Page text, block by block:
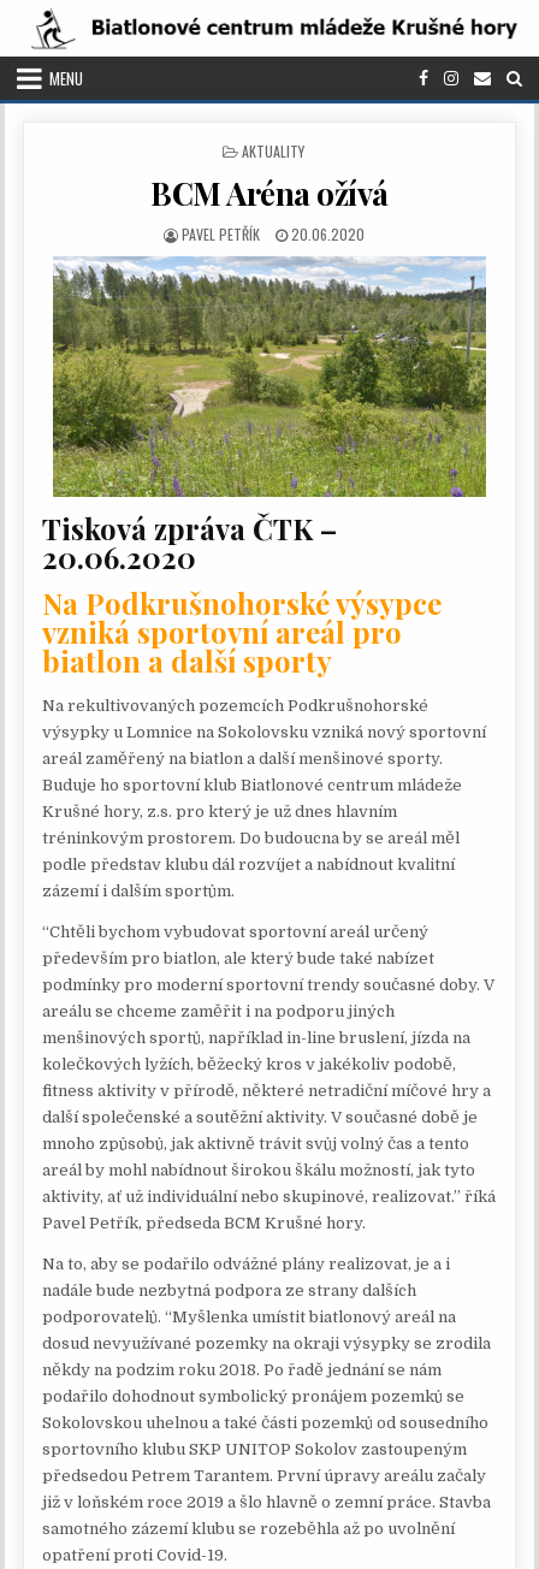
Skip to content
MENU
POSTED IN
AKTUALITY
BCM Aréna ožívá
AUTHOR:
PAVEL PETŘÍK PUBLISHED DATE:
20.06.2020
Tisková zpráva ČTK –
20.06.2020
Na Podkrušnohorské výsypce
vzniká sportovní areál pro
biatlon a další sporty
Na rekultivovaných pozemcích Podkrušnohorské
výsypky u Lomnice na Sokolovsku vzniká nový sportovní
areál zaměřený na biatlon a další menšinové sporty.
Buduje ho sportovní klub Biatlonové centrum mládeže
Krušné hory, z.s. pro který je už dnes hlavním
tréninkovým prostorem. Do budoucna by se areál měl
podle představ klubu dál rozvíjet a nabídnout kvalitní
zázemí i dalším sportům.
“Chtěli bychom vybudovat sportovní areál určený
především pro biatlon, ale který bude také nabízet
podmínky pro moderní sportovní trendy současné doby. V
areálu se chceme zaměřit i na podporu jiných
menšinových sportů, například in-line bruslení, jízda na
kolečkových lyžích, běžecký kros v jakékoliv podobě,
fitness aktivity v přírodě, některé netradiční míčové hry a
další společenské a soutěžní aktivity. V současné době je
mnoho způsobů, jak aktivně trávit svůj volný čas a tento
areál by mohl nabídnout širokou škálu možností, jak tyto
aktivity, ať už individuální nebo skupinové, realizovat.” říká
Pavel Petřík, předseda BCM Krušné hory.
Na to, aby se podařilo odvážné plány realizovat, je a i
nadále bude nezbytná podpora ze strany dalších
podporovatelů. “Myšlenka umístit biatlonový areál na
dosud nevyužívané pozemky na okraji výsypky se zrodila
někdy na podzim roku 2018. Po řadě jednání se nám
podařilo dohodnout symbolický pronájem pozemků se
Sokolovskou uhelnou a také části pozemků od sousedního
sportovního klubu SKP UNITOP Sokolov zastoupeným
předsedou Petrem Tarantem. První úpravy areálu začaly
již v loňském roce 2019 a šlo hlavně o zemní práce. Stavba
samotného zázemí klubu se rozeběhla až po uvolnění
opatření proti Covid-19.